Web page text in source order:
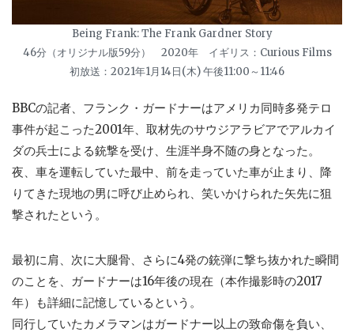
Being Frank: The Frank Gardner Story
46分（オリジナル版59分） 2020年 イギリス：Curious Films
初放送：2021年1月14日(木) 午後11:00～11:46
BBCの記者、フランク・ガードナーはアメリカ同時多発テロ
事件が起こった2001年、取材先のサウジアラビアでアルカイ
ダの兵士による銃撃を受け、生涯半身不随の身となった。
夜、車を運転していた最中、前を走っていた車が止まり、降
りてきた現地の男に呼び止められ、笑いかけられた矢先に狙
撃されたという。
最初に肩、次に大腿骨、さらに4発の銃弾に撃ち抜かれた瞬間
のことを、ガードナーは16年後の現在（本作撮影時の2017
年）も詳細に記憶しているという。
同行していたカメラマンはガードナー以上の致命傷を負い、